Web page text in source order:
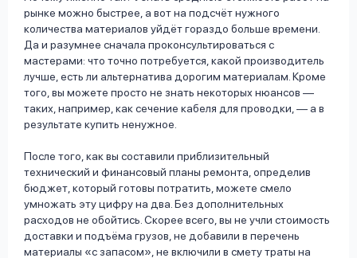
рынке можно быстрее, а вот на подсчёт нужного
количества материалов уйдёт гораздо больше времени.
Да и разумнее сначала проконсультироваться с
мастерами: что точно потребуется, какой производитель
лучше, есть ли альтернатива дорогим материалам. Кроме
того, вы можете просто не знать некоторых нюансов —
таких, например, как сечение кабеля для проводки, — а в
результате купить ненужное.
После того, как вы составили приблизительный
технический и финансовый планы ремонта, определив
бюджет, который готовы потратить, можете смело
умножать эту цифру на два. Без дополнительных
расходов не обойтись. Скорее всего, вы не учли стоимость
доставки и подъёма грузов, не добавили в перечень
материалы «с запасом», не включили в смету траты на